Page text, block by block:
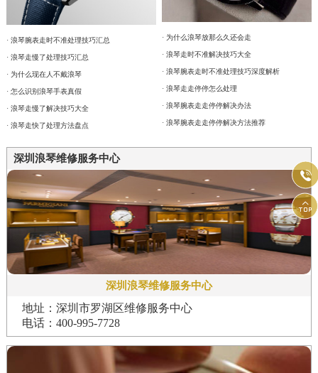
· 浪琴腕表走时不准处理技巧汇总
· 浪琴走慢了处理技巧汇总
· 为什么现在人不戴浪琴
· 怎么识别浪琴手表真假
· 浪琴走慢了解决技巧大全
· 浪琴走快了处理方法盘点
· 为什么浪琴放那么久还会走
· 浪琴走时不准解决技巧大全
· 浪琴腕表走时不准处理技巧深度解析
· 浪琴走走停停怎么处理
· 浪琴腕表走走停停解决办法
· 浪琴腕表走走停停解决方法推荐
深圳浪琴维修服务中心
深圳浪琴维修服务中心
地址：深圳市罗湖区维修服务中心
电话：400-995-7728

